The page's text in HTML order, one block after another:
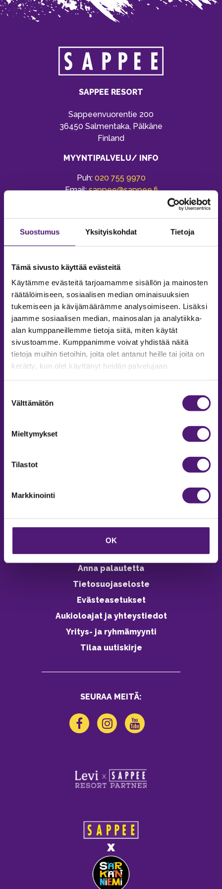
Suostumus Yksityiskohdat Tietoja
Tämä sivusto käyttää evästeitä
Käytämme evästeitä tarjoamamme sisällön ja mainosten
räätälöimiseen, sosiaalisen median ominaisuuksien
tukemiseen ja kävijämäärämme analysoimiseen. Lisäksi
jaamme sosiaalisen median, mainosalan ja analytiikka-
alan kumppaneillemme tietoja siitä, miten käytät
sivustoamme. Kumppanimme voivat yhdistää näitä
tietoja muihin tietoihin, joita olet antanut heille tai joita on
kerätty, kun olet käyttänyt heidän palvelujaan.
valinta
Välttämätön
Mieltymykset
Tilastot
Markkinointi
OK
SAPPEE RESORT
Sappeenvuorentie 200
36450 Salmentaka, Pälkäne
Finland
MYYNTIPALVELU/ INFO
Puh: 020 755 9970
Email:sappee@sappee.fi
MAJOITUS
Tiedustelut & Varaukset
Vastuullisuus
Ympäristöohjelma
Avoimet työpaikat
Anna palautetta
Tietosuojaseloste
Evästeasetukset
Aukioloajat ja yhteystiedot
Yritys- ja ryhmämyynti
Tilaa uutiskirje
SEURAA MEITÄ: